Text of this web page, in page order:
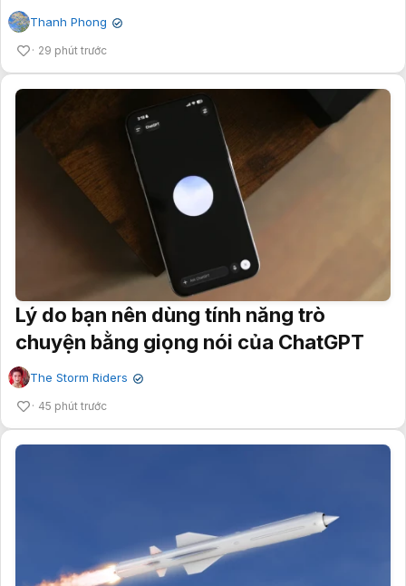
Thanh Phong ✔
29 phút trước
Lý do bạn nên dùng tính năng trò
chuyện bằng giọng nói của ChatGPT
The Storm Riders ✔
45 phút trước